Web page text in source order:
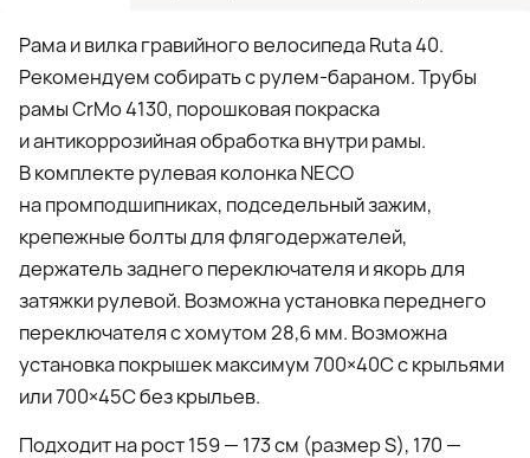
Рама и вилка гравийного велосипеда Ruta 40.
Рекомендуем собирать с рулем-бараном. Трубы
рамы CrMo 4130, порошковая покраска
и антикоррозийная обработка внутри рамы.
В комплекте рулевая колонка NECO
на промподшипниках, подседельный зажим,
крепежные болты для флягодержателей,
держатель заднего переключателя и якорь для
затяжки рулевой. Возможна установка переднего
переключателя с хомутом 28,6 мм. Возможна
установка покрышек максимум 700×40C с крыльями
или 700×45С без крыльев.
Подходит на рост 159 — 173 см (размер S), 170 —